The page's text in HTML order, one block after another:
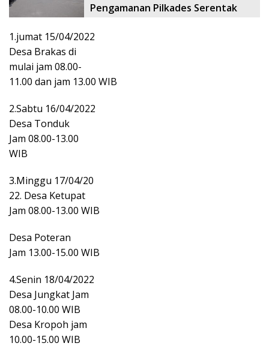
Pengamanan Pilkades Serentak
1.jumat 15/04/2022
Desa Brakas di
mulai jam 08.00-
11.00 dan jam 13.00 WIB
2.Sabtu 16/04/2022
Desa Tonduk
Jam 08.00-13.00
WIB
3.Minggu 17/04/20
22. Desa Ketupat
Jam 08.00-13.00 WIB
Desa Poteran
Jam 13.00-15.00 WIB
4.Senin 18/04/2022
Desa Jungkat Jam
08.00-10.00 WIB
Desa Kropoh jam
10.00-15.00 WIB